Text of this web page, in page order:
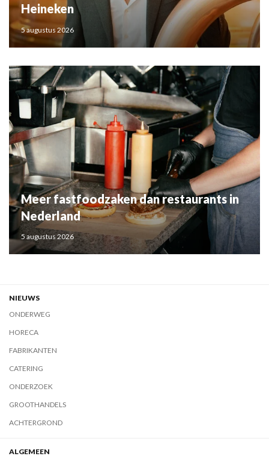
Heineken
5 augustus 2026
Meer fastfoodzaken dan restaurants in
Nederland
5 augustus 2026
NIEUWS
ONDERWEG
HORECA
FABRIKANTEN
CATERING
ONDERZOEK
GROOTHANDELS
ACHTERGROND
ALGEMEEN